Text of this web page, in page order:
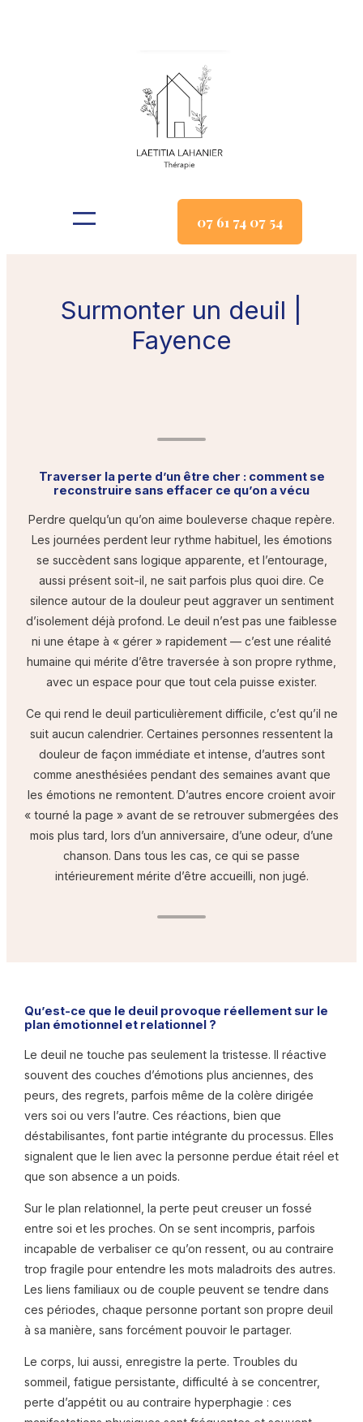
07 61 74 07 54
Surmonter un deuil |
Fayence
Traverser la perte d’un être cher : comment se
reconstruire sans effacer ce qu’on a vécu
Perdre quelqu’un qu’on aime bouleverse chaque repère.
Les journées perdent leur rythme habituel, les émotions
se succèdent sans logique apparente, et l’entourage,
aussi présent soit-il, ne sait parfois plus quoi dire. Ce
silence autour de la douleur peut aggraver un sentiment
d’isolement déjà profond. Le deuil n’est pas une faiblesse
ni une étape à « gérer » rapidement — c’est une réalité
humaine qui mérite d’être traversée à son propre rythme,
avec un espace pour que tout cela puisse exister.
Ce qui rend le deuil particulièrement difficile, c’est qu’il ne
suit aucun calendrier. Certaines personnes ressentent la
douleur de façon immédiate et intense, d’autres sont
comme anesthésiées pendant des semaines avant que
les émotions ne remontent. D’autres encore croient avoir
« tourné la page » avant de se retrouver submergées des
mois plus tard, lors d’un anniversaire, d’une odeur, d’une
chanson. Dans tous les cas, ce qui se passe
intérieurement mérite d’être accueilli, non jugé.
Qu’est-ce que le deuil provoque réellement sur le
plan émotionnel et relationnel ?
Le deuil ne touche pas seulement la tristesse. Il réactive
souvent des couches d’émotions plus anciennes, des
peurs, des regrets, parfois même de la colère dirigée
vers soi ou vers l’autre. Ces réactions, bien que
déstabilisantes, font partie intégrante du processus. Elles
signalent que le lien avec la personne perdue était réel et
que son absence a un poids.
Sur le plan relationnel, la perte peut creuser un fossé
entre soi et les proches. On se sent incompris, parfois
incapable de verbaliser ce qu’on ressent, ou au contraire
trop fragile pour entendre les mots maladroits des autres.
Les liens familiaux ou de couple peuvent se tendre dans
ces périodes, chaque personne portant son propre deuil
à sa manière, sans forcément pouvoir le partager.
Le corps, lui aussi, enregistre la perte. Troubles du
sommeil, fatigue persistante, difficulté à se concentrer,
perte d’appétit ou au contraire hyperphagie : ces